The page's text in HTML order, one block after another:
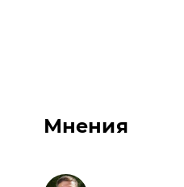
Мнения